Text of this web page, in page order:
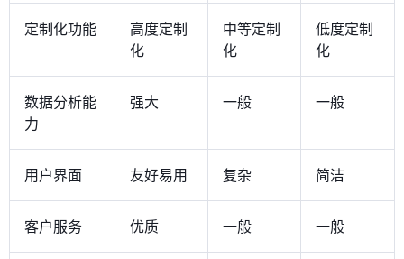
定制化功能
高度定制
化
中等定制
化
低度定制
化
数据分析能
力
强大 一般 一般
用户界面 友好易用 复杂 简洁
客户服务 优质 一般 一般